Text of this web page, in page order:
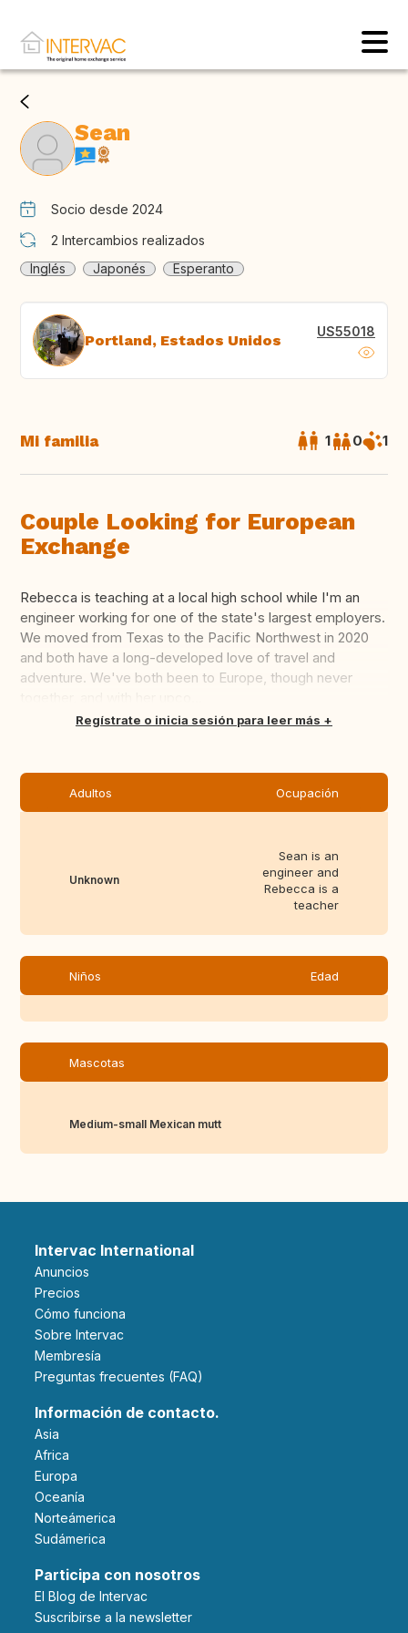
Sean
Socio desde 2024
2 Intercambios realizados
Inglés
Japonés Esperanto
Portland, Estados Unidos US55018
Mi familia 1 0 1
Couple Looking for European
Exchange
Rebecca is teaching at a local high school while I'm an
engineer working for one of the state's largest employers.
We moved from Texas to the Pacific Northwest in 2020
and both have a long-developed love of travel and
adventure. We've both been to Europe, though never
TraducirRegístrate o inicia sesión para leer más
Adultos Ocupación
Unknown
Sean is an
engineer and
Rebecca is a
teacher
Niños Edad
Mascotas
Medium-small Mexican mutt
Intervac International
Anuncios
Precios
Cómo funciona
Sobre Intervac
Membresía
Preguntas frecuentes (FAQ)
Información de contacto.
Asia
Africa
Europa
Oceanía
Norteámerica
Sudámerica
Participa con nosotros
El Blog de Intervac
Suscribirse a la newsletter